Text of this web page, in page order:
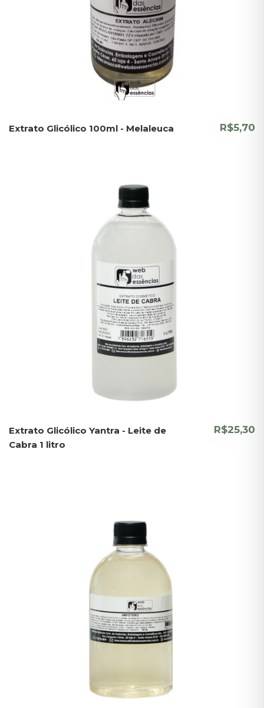
Extrato Glicólico 100ml - Melaleuca R$5,70
Extrato Glicólico Yantra - Leite de
Cabra 1 litro
R$25,30